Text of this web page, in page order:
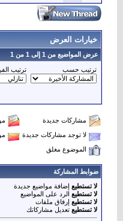
خيارات العرض
عرض المواضيع من 1 إلى 1 من 1
ترتيب حسب ترتيب
مشاركات جديدة
لا توجد مشاركات جديدة
الموضوع مغلق
ضوابط المشاركة
لا تستطيع إضافة مواضيع جديدة
لا تستطيع الرد على المواضيع
لا تستطيع إرفاق ملفات
لا تستطيع تعديل مشاركاتك